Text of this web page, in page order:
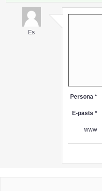
Es
Persona *
E-pasts *
www